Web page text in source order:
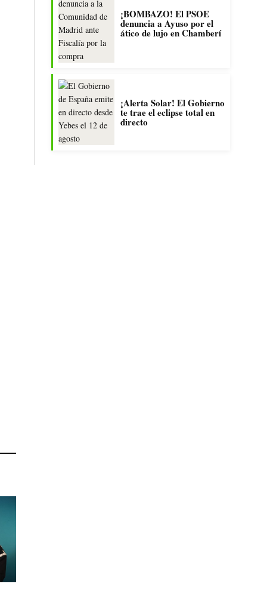
¡BOMBAZO! El PSOE
denuncia a Ayuso por el
ático de lujo en Chamberí
¡Alerta Solar! El Gobierno
te trae el eclipse total en
directo